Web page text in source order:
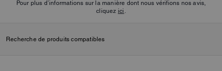
Pour plus d’informations sur la manière dont nous vérifions nos avis,
cliquez ici
Recherche de produits compatibles